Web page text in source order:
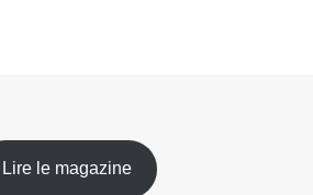
Lire le magazine